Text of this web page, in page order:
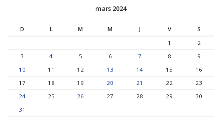
mars 2024
D L M M J V
S
1
2
3
4 5 6 7 8
9
10
11 12 13 14 15
16
17
18 19 20 21 22
23
24
25 26 27 28 29
30
31